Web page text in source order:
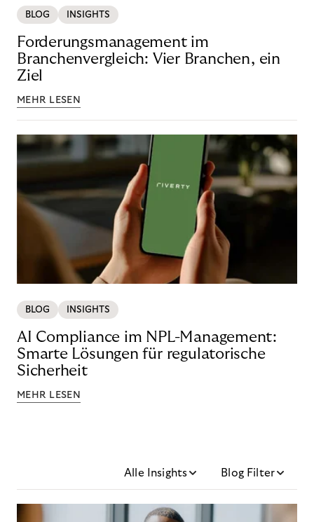
BLOG INSIGHTS
Forderungsmanagement im
Branchenvergleich: Vier Branchen, ein
Ziel
MEHR LESEN
BLOG INSIGHTS
AI Compliance im NPL-Management:
Smarte Lösungen für regulatorische
Sicherheit
MEHR LESEN
Alle Insights Blog Filter